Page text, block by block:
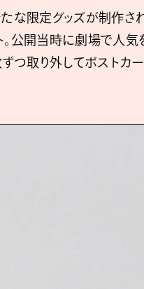
な限定グッズが制作さ
。公開当時に劇場で人
ずつ取り外してポストカ